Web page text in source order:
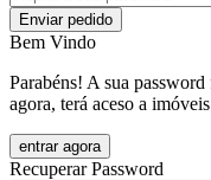
Enviar pedido
Bem Vindo
Parabéns! A sua
agora, terá aceso a
entrar agora
Recuperar Password